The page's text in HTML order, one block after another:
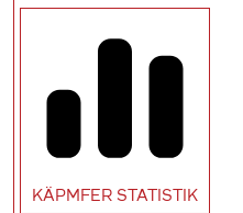
KÄPMFER STATISTIK